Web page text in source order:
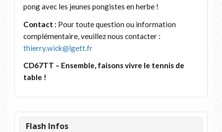
pong avec les jeunes pongistes en herbe !
Contact : Pour toute question ou information
complémentaire, veuillez nous contacter :
thierry.wick@lgett.fr
CD67TT – Ensemble, faisons vivre le tennis de
table !
Flash Infos